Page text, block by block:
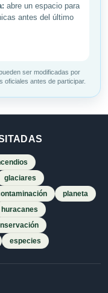
abre un espacio para
antes del último
ser modificadas por
oficiales antes de participar.
glaciares
planeta
huracanes
especies